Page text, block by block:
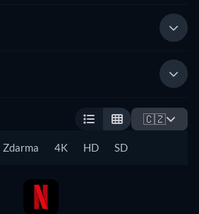
🇨🇿
Zdarma 4K HD SD